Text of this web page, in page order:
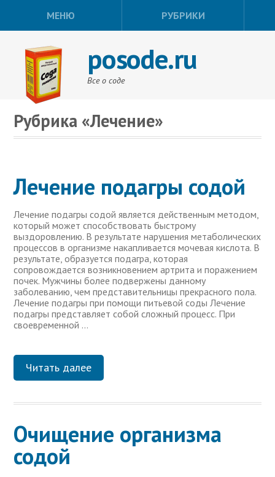
МЕНЮ РУБРИКИ
posode.ru
Все о соде
Рубрика «Лечение»
Лечение подагры содой
Лечение подагры содой является действенным методом,
который может способствовать быстрому
выздоровлению. В результате нарушения метаболических
процессов в организме накапливается мочевая кислота. В
результате, образуется подагра, которая
сопровождается возникновением артрита и поражением
почек. Мужчины более подвержены данному
заболеванию, чем представительницы прекрасного пола.
Лечение подагры при помощи питьевой соды Лечение
подагры представляет собой сложный процесс. При
своевременной …
Читать далее
Очищение организма
содой